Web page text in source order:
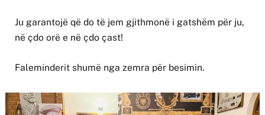
Ju garantojë që do të jem gjithmonë i gatshëm për ju,
në çdo orë e në çdo çast!
Faleminderit shumë nga zemra për besimin.